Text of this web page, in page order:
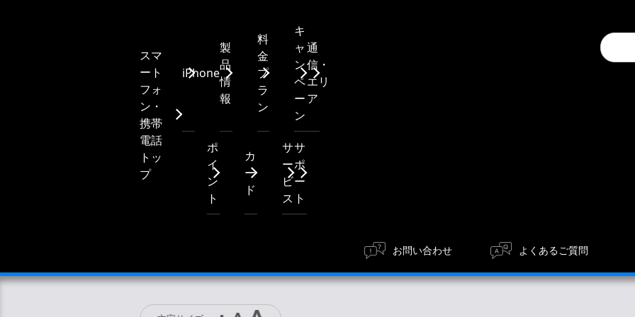
Conduct
a
search
スマ
ート
フォ
ン・
携帯
電話
トッ
プ
iPhone
製
品
情
報
料
金
プ
ラ
ン
キ
ャ
ン
ペ
ー
ン
通
信・
エリ
ア
ポ
イ
ン
ト
カ
ー
ド
サ
ー
ビ
ス
サ
ポ
ー
ト
お問い合わせ よくあるご質問